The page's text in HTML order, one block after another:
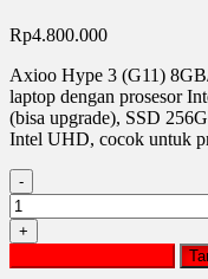
Rp4.800.000
Axioo Hype 3 (G11)
laptop dengan prosesor
(bisa upgrade), SSD
Intel UHD, cocok untuk
-
Kuantitas
LAPTOP
AXIOO
HYPE
+